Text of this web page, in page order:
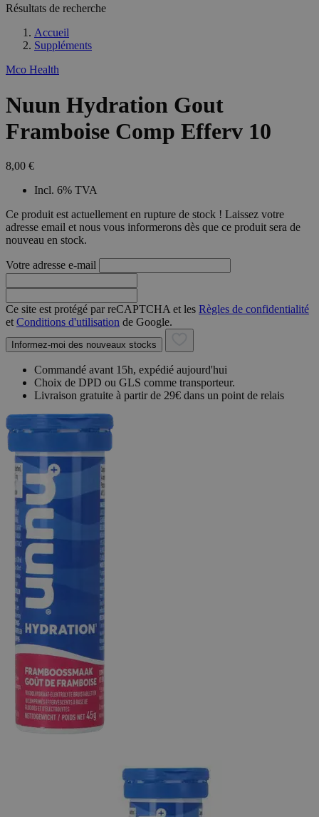
Résultats de recherche
Accueil
Suppléments
Mco Health
Nuun Hydration Gout
Framboise Comp Efferv 10
8,00 €
Incl. 6% TVA
Ce produit est actuellement en rupture de stock ! Laissez votre
adresse email et nous vous informerons dès que ce produit sera de
nouveau en stock.
Votre adresse e-mail
Ce site est protégé par reCAPTCHA et les Règles de confidentialité
et Conditions d'utilisation de Google.
Informez-moi des nouveaux stocks
Commandé avant 15h, expédié aujourd'hui
Choix de DPD ou GLS comme transporteur.
Livraison gratuite à partir de 29€ dans un point de relais